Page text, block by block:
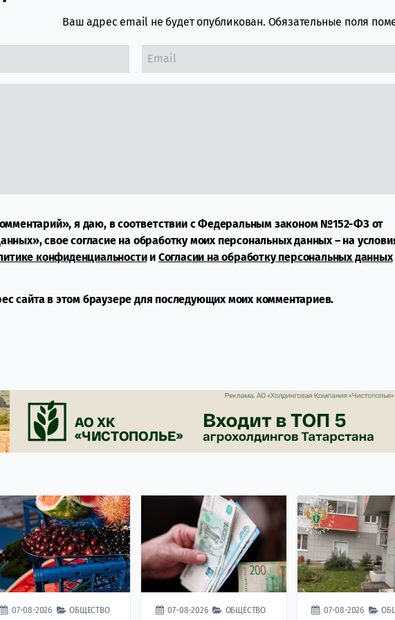
Ваш адрес email не будет опубликован. Обязательные поля
я даю, в соответствии с Федеральным законом №152-ФЗ от
свое согласие на обработку моих персональных данных – на
конфиденциальностии Согласии на обработку персональных данных
сайта в этом браузере для последующих моих комментариев.
07-08-2026 ОБЩЕСТВО 07-08-2026 ОБЩЕСТВО 07-08-2026